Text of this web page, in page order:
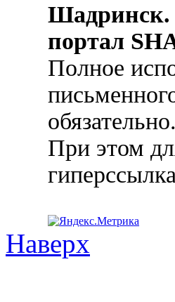
Шадринск.
портал
Полное
обязательно.
При этом
Наверх